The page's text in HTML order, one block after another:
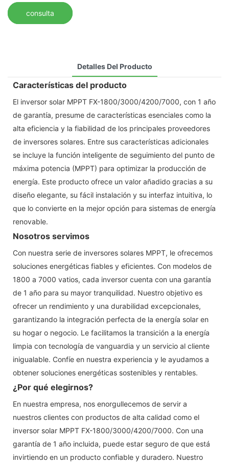
consulta
Detalles Del Producto
Características del producto
El inversor solar MPPT FX-1800/3000/4200/7000, con 1 año
de garantía, presume de características esenciales como la
alta eficiencia y la fiabilidad de los principales proveedores
de inversores solares. Entre sus características adicionales
se incluye la función inteligente de seguimiento del punto de
máxima potencia (MPPT) para optimizar la producción de
energía. Este producto ofrece un valor añadido gracias a su
diseño elegante, su fácil instalación y su interfaz intuitiva, lo
que lo convierte en la mejor opción para sistemas de energía
renovable.
Nosotros servimos
Con nuestra serie de inversores solares MPPT, le ofrecemos
soluciones energéticas fiables y eficientes. Con modelos de
1800 a 7000 vatios, cada inversor cuenta con una garantía
de 1 año para su mayor tranquilidad. Nuestro objetivo es
ofrecer un rendimiento y una durabilidad excepcionales,
garantizando la integración perfecta de la energía solar en
su hogar o negocio. Le facilitamos la transición a la energía
limpia con tecnología de vanguardia y un servicio al cliente
inigualable. Confíe en nuestra experiencia y le ayudamos a
obtener soluciones energéticas sostenibles y rentables.
¿Por qué elegirnos?
En nuestra empresa, nos enorgullecemos de servir a
nuestros clientes con productos de alta calidad como el
inversor solar MPPT FX-1800/3000/4200/7000. Con una
garantía de 1 año incluida, puede estar seguro de que está
invirtiendo en un producto confiable y duradero. Nuestro